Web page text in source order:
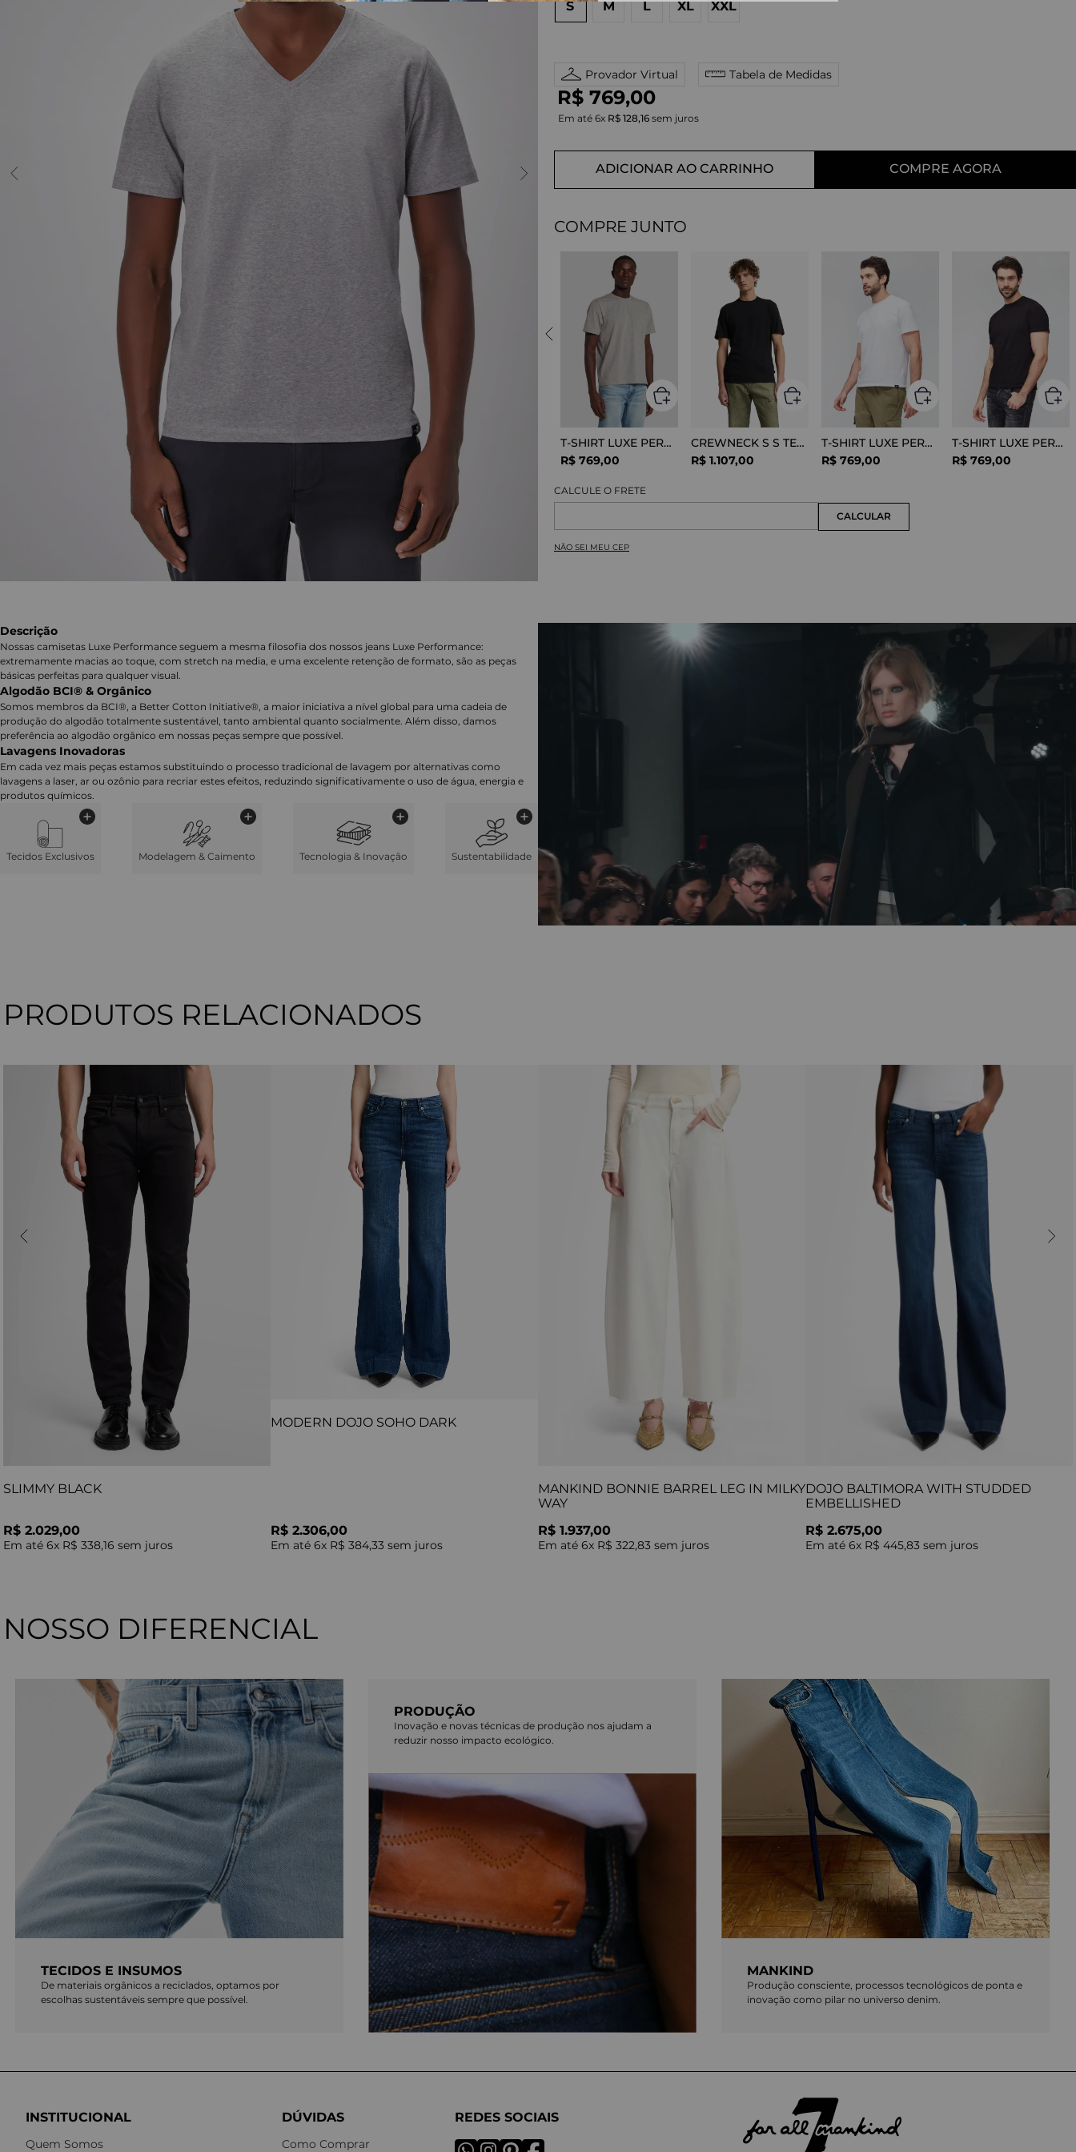
S M L XL XXL
Provador Virtual Tabela de Medidas
R$ 769,00
Em até 6x R$ 128,16 sem juros
ADICIONAR AO CARRINHO COMPRE AGORA
COMPRE JUNTO
T-SHIRT LUXE PERFOR GREY MELANGE
R$ 769,00
CREWNECK S S TEE COTTON BLACK
R$ 1.107,00
T-SHIRT LUXE PERFORMANCE WHITE
R$ 769,00
T-SHIRT LUXE PERFORMANCE BLACK
R$ 769,00
NÃO SEI MEU CEP
Descrição
Nossas camisetas Luxe Performance seguem a mesma filosofia dos nossos jeans Luxe Performance:
extremamente macias ao toque, com stretch na media, e uma excelente retenção de formato, são as peças
básicas perfeitas para qualquer visual.
Algodão BCI® & Orgânico
Somos membros da BCI®, a Better Cotton Initiative®, a maior iniciativa a nível global para uma cadeia de
produção do algodão totalmente sustentável, tanto ambiental quanto socialmente. Além disso, damos
preferência ao algodão orgânico em nossas peças sempre que possível.
Lavagens Inovadoras
Em cada vez mais peças estamos substituindo o processo tradicional de lavagem por alternativas como
lavagens a laser, ar ou ozônio para recriar estes efeitos, reduzindo significativamente o uso de água, energia e
produtos químicos.
Tecidos Exclusivos Modelagem & Caimento Tecnologia & Inovação Sustentabilidade
PRODUTOS RELACIONADOS
SLIMMY BLACK
R$ 2.029,00
Em até 6x R$ 338,16 sem juros
MODERN DOJO SOHO DARK
R$ 2.306,00
Em até 6x R$ 384,33 sem juros
MANKIND BONNIE BARREL LEG IN MILKY
WAY
R$ 1.937,00
Em até 6x R$ 322,83 sem juros
DOJO BALTIMORA WITH STUDDED
EMBELLISHED
R$ 2.675,00
Em até 6x R$ 445,83 sem juros
NOSSO DIFERENCIAL
TECIDOS E INSUMOS
De materiais orgânicos a reciclados, optamos por
escolhas sustentáveis sempre que possível.
PRODUÇÃO
Inovação e novas técnicas de produção nos ajudam a
reduzir nosso impacto ecológico.
MANKIND
Produção consciente, processos tecnológicos de ponta e
inovação como pilar no universo denim.
INSTITUCIONAL
Quem Somos
DÚVIDAS
Como Comprar
REDES SOCIAIS